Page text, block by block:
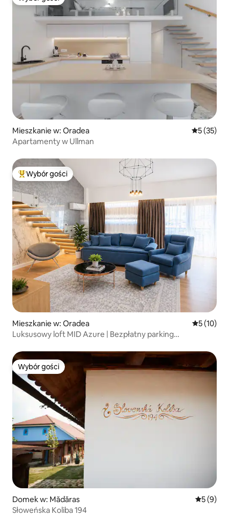
Wybór gości
Mieszkanie w: Oradea Średnia
5 (35)
Apartamenty w Ullman
Najpopularniejsze z kategorii Wybór gości
Wybór gości
Mieszkanie w: Oradea Średnia
5 (10)
Luksusowy loft MID Azure | Bezpłatny parking
Wybór gości
Wybór gości
Domek w: Mădăras Średnia
5 (9)
Słoweńska Koliba 194